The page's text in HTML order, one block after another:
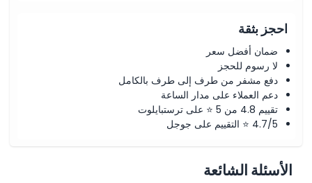
احجز بثقة
ضمان أفضل سعر
لا رسوم للحجز
دفع مشفر من طرف إلى طرف بالكامل
دعم العملاء على مدار الساعة
تقييم 4.8 من 5 ⭐ على ترستبايلوت
4.7/5 ⭐ التقييم على جوجل
الأسئلة الشائعة